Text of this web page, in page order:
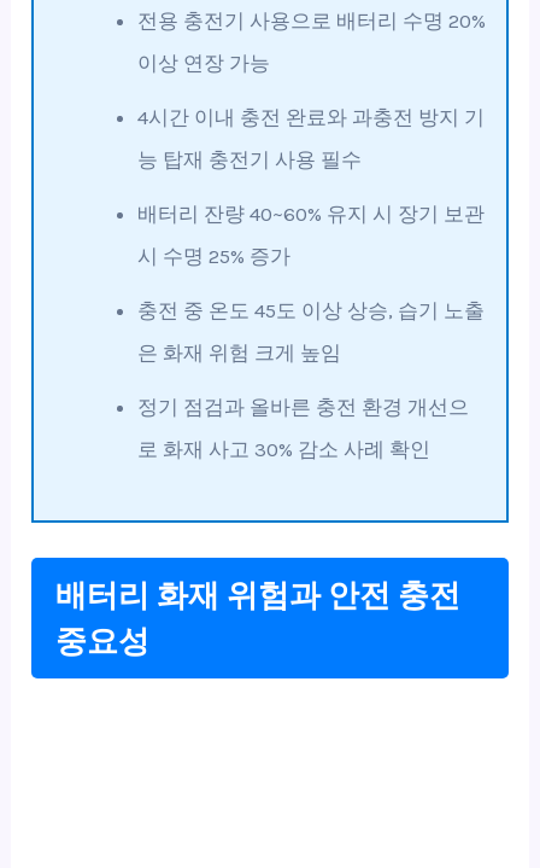
전용 충전기 사용으로 배터리 수명 20%
이상 연장 가능
4시간 이내 충전 완료와 과충전 방지 기
능 탑재 충전기 사용 필수
배터리 잔량 40~60% 유지 시 장기 보관
시 수명 25% 증가
충전 중 온도 45도 이상 상승, 습기 노출
은 화재 위험 크게 높임
정기 점검과 올바른 충전 환경 개선으
로 화재 사고 30% 감소 사례 확인
배터리 화재 위험과 안전 충전
중요성